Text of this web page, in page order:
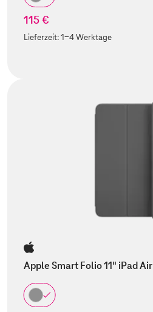
115 €
Lieferzeit:1-4 Werktage
Apple Smart Folio 11" iPad Air